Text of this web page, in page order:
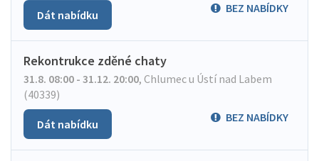
BEZ NABÍDKY
Dát nabídku
Rekontrukce zděné chaty
31.8. 08:00 - 31.12. 20:00, Chlumec u Ústí nad Labem
(40339)
BEZ NABÍDKY
Dát nabídku